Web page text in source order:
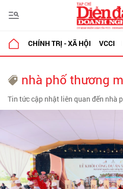
CHÍNH TRỊ - XÃ HỘI VCCI
nhà phố thương
Tin tức cập nhật liên quan đến nhà